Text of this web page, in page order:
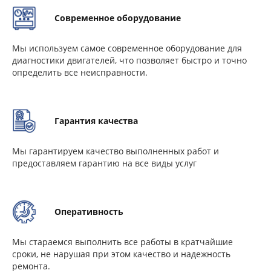
Современное оборудование
Мы используем самое современное оборудование для
диагностики двигателей, что позволяет быстро и точно
определить все неисправности.
Гарантия качества
Мы гарантируем качество выполненных работ и
предоставляем гарантию на все виды услуг
Оперативность
Мы стараемся выполнить все работы в кратчайшие
сроки, не нарушая при этом качество и надежность
ремонта.